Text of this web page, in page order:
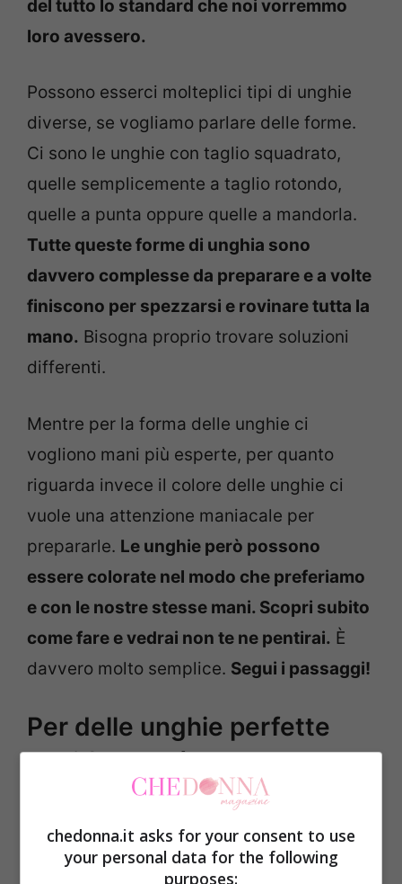
del tutto lo standard che noi vorremmo
loro avessero.
Possono esserci molteplici tipi di unghie
diverse, se vogliamo parlare delle forme.
Ci sono le unghie con taglio squadrato,
quelle semplicemente a taglio rotondo,
quelle a punta oppure quelle a mandorla.
Tutte queste forme di unghia sono
davvero complesse da preparare e a volte
finiscono per spezzarsi e rovinare tutta la
mano. Bisogna proprio trovare soluzioni
differenti.
Mentre per la forma delle unghie ci
vogliono mani più esperte, per quanto
riguarda invece il colore delle unghie ci
vuole una attenzione maniacale per
prepararle. Le unghie però possono
essere colorate nel modo che preferiamo
e con le nostre stesse mani. Scopri subito
come fare e vedrai non te ne pentirai. È
davvero molto semplice. Segui i passaggi!
Per delle unghie perfette
devi fare così. Provalo
Le unghie perfette non esistono? Non è
Ci sono molti consigli da seguire
chedonna.it asks for your consent to use
your personal data for the following
purposes: